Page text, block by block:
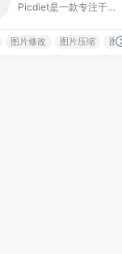
Picdiet是一款专注于高效图片压缩的在线工具，凭借其独特的技术优势与用户友好的设计，成为网站运营者、设计师及普通用户优化图片资源的首选。
图片修改 图片压缩 图